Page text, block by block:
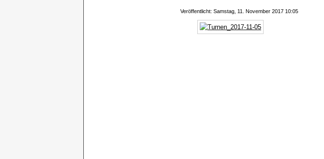
Veröffentlicht: Samstag, 11. November 2017 10:05